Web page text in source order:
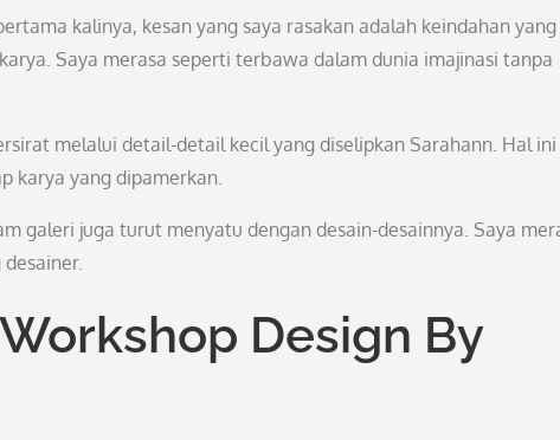
kalinya, kesan yang saya rasakan adalah keindahan yang
Saya merasa seperti terbawa dalam dunia imajinasi tanpa
melalui detail-detail kecil yang diselipkan Sarahann. Hal ini
karya yang dipamerkan.
galeri juga turut menyatu dengan desain-desainnya. Saya
Design By